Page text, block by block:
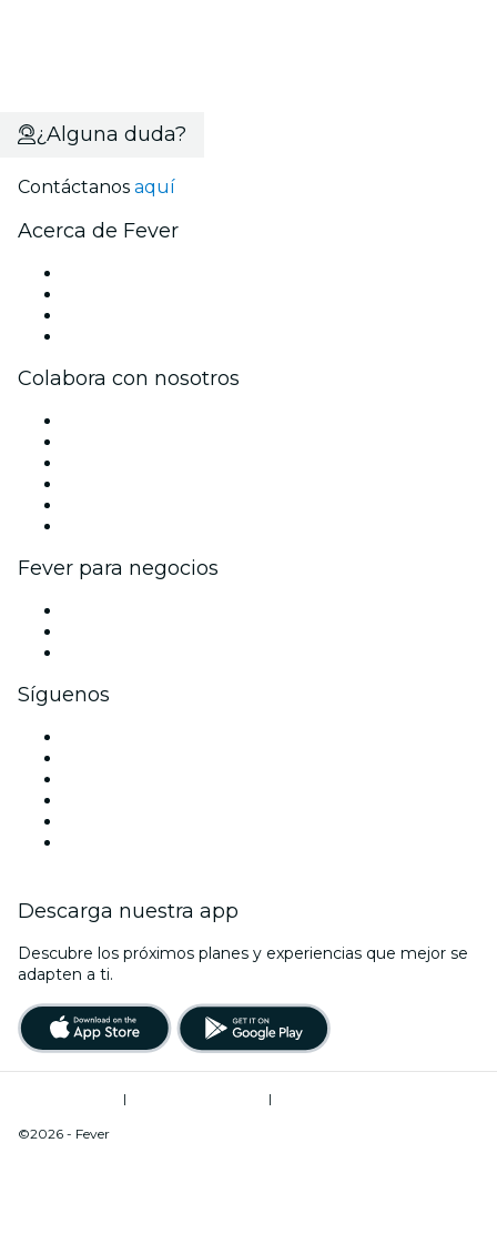
¿Alguna duda?
Contáctanos aquí
Acerca de Fever
Colabora con nosotros
Fever para negocios
Síguenos
Descarga nuestra app
Descubre los próximos planes y experiencias que mejor se
adapten a ti.
|
|
©2026 - Fever